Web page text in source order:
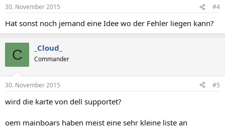
30. November 2015 #4
Hat sonst noch jemand eine Idee wo der Fehler liegen kann?
C _Cloud_
Commander
30. November 2015 #5
wird die karte von dell supportet?
oem mainboars haben meist eine sehr kleine liste an